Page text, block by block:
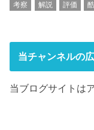
考察
解説 評価
当チャンネルの
当ブログサイトは